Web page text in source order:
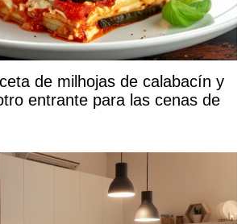
de milhojas de calabacín y
entrante para las cenas de